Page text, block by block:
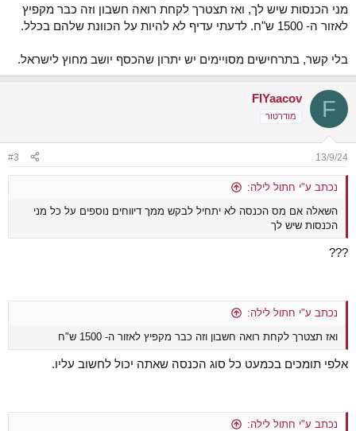
מני הכנסות שיש לך, ואז תצטרך לקחת רואה חשבון וזה כבר מקפיץ
לאזור ה- 1500 ש"ח. לדעתי עדיף לא להיות על הכוונת שלהם בכלל.
בלי קשר, בתרחישים מסויימים יש יתרון שהכסף יושב מחוץ לישראל.
F
FIYaacov
מודרטור
13/9/24
#3
נכתב ע"י חתול לילה:
השאלה אם מס הכנסה לא יתחיל לבקש ממך דיווחים נוספים על כל מני
הכנסות שיש לך
???
נכתב ע"י חתול לילה:
ואז תצטרך לקחת רואה חשבון וזה כבר מקפיץ לאזור ה- 1500 ש"ח
אלפי תומכים בכמעט כל סוג הכנסה שאתה יכול לחשוב עליו.
נכתב ע"י חתול לילה: